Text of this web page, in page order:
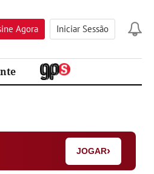
Agora Iniciar Sessão
JOGAR›